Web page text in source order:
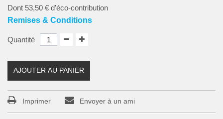
Dont 53,50 € d'éco-contribution
Remises & Conditions
Quantité
AJOUTER AU PANIER
Imprimer Envoyer à un ami